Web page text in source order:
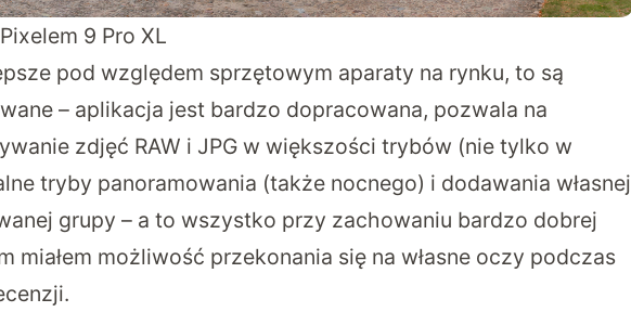
9 Pro XL
pod względem sprzętowym aparaty na rynku, to są
– aplikacja jest bardzo dopracowana, pozwala na
zdjęć RAW i JPG w większości trybów (nie tylko w
tryby panoramowania (także nocnego) i dodawania własnej
grupy – a to wszystko przy zachowaniu bardzo dobrej
miałem możliwość przekonania się na własne oczy podczas